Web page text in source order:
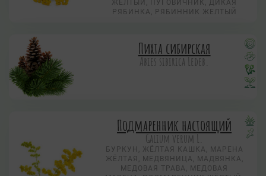
ЖЕЛТЫЙ, ПУГОВИЧНИК, ДИКАЯ
РЯБИНКА, РЯБИННИК ЖЕЛТЫЙ
Пихта сибирская
Abies sibirica Ledeb.
Подмаренник настоящий
Galium verum L.
БУРКУН, ЖЁЛТАЯ КАШКА, МАРЕНА
ЖЁЛТАЯ, МЕДВЯНИЦА, МАДВЯНКА,
МЕДОВАЯ ТРАВА, МЕДОВАЯ